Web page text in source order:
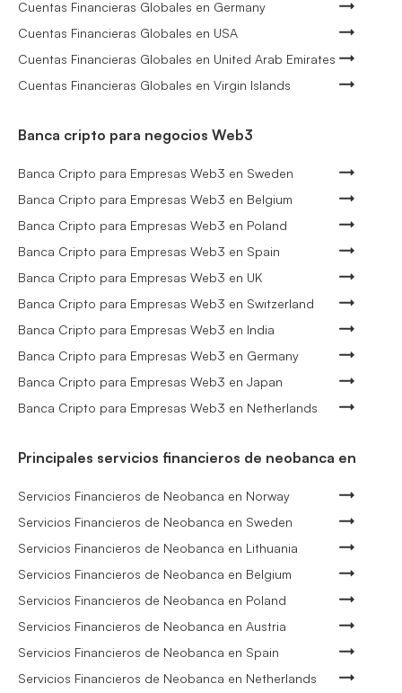
Cuentas Financieras Globales en Germany
Cuentas Financieras Globales en USA
Cuentas Financieras Globales en United Arab Emirates
Cuentas Financieras Globales en Virgin Islands
Banca cripto para negocios Web3
Banca Cripto para Empresas Web3 en Sweden
Banca Cripto para Empresas Web3 en Belgium
Banca Cripto para Empresas Web3 en Poland
Banca Cripto para Empresas Web3 en Spain
Banca Cripto para Empresas Web3 en UK
Banca Cripto para Empresas Web3 en Switzerland
Banca Cripto para Empresas Web3 en India
Banca Cripto para Empresas Web3 en Germany
Banca Cripto para Empresas Web3 en Japan
Banca Cripto para Empresas Web3 en Netherlands
Principales servicios financieros de neobanca en
Servicios Financieros de Neobanca en Norway
Servicios Financieros de Neobanca en Sweden
Servicios Financieros de Neobanca en Lithuania
Servicios Financieros de Neobanca en Belgium
Servicios Financieros de Neobanca en Poland
Servicios Financieros de Neobanca en Austria
Servicios Financieros de Neobanca en Spain
Servicios Financieros de Neobanca en Netherlands